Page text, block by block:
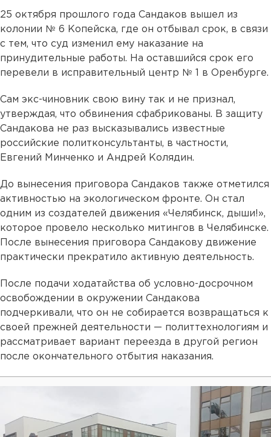
25 октября прошлого года Сандаков вышел из
колонии № 6 Копейска, где он отбывал срок, в связи
с тем, что суд изменил ему наказание на
принудительные работы. На оставшийся срок его
перевели в исправительный центр № 1 в Оренбурге.
Сам экс-чиновник свою вину так и не признал,
утверждая, что обвинения сфабрикованы. В защиту
Сандакова не раз высказывались известные
российские политконсультанты, в частности,
Евгений Минченко и Андрей Колядин.
До вынесения приговора Сандаков также отметился
активностью на экологическом фронте. Он стал
одним из создателей движения «Челябинск, дыши!»,
которое провело несколько митингов в Челябинске.
После вынесения приговора Сандакову движение
практически прекратило активную деятельность.
После подачи ходатайства об условно-досрочном
освобождении в окружении Сандакова
подчеркивали, что он не собирается возвращаться к
своей прежней деятельности — политтехнологиям и
рассматривает вариант переезда в другой регион
после окончательного отбытия наказания.